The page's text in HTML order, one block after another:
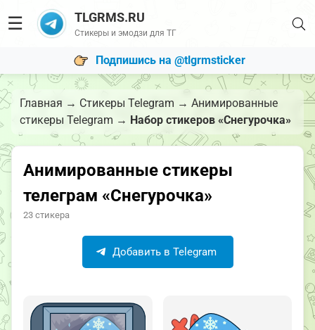
☰ TLGRMS.RU
Стикеры и эмодзи для ТГ
Подпишись на @tlgrmsticker
Главная → Стикеры Telegram → Анимированные
стикеры Telegram → Набор стикеров «Снегурочка»
Анимированные стикеры
телеграм «Снегурочка»
23 стикера
Добавить в Telegram